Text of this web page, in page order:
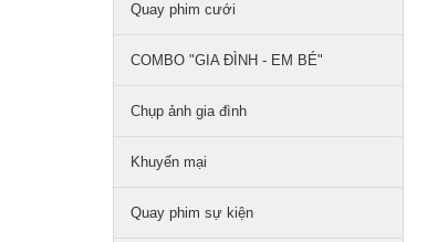
Quay phim cưới
COMBO "GIA ĐÌNH - EM BÉ"
Chụp ảnh gia đình
Khuyến mại
Quay phim sự kiện